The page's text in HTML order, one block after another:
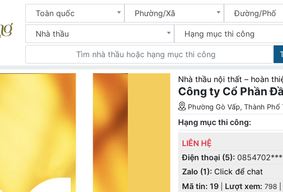
Toàn quốc Phường/Xã Đường/Phố
Nhà thầu Hạng mục thi công
Nhà thầu nội thất – hoàn
Công ty Cổ Phần
Phường Gò Vấp, Thành Phố
Hạng mục thi công:
LIÊN HỆ
Điện thoại (5): 0854702***
Zalo (1): Click để chat
Mã tin: 19
Lượt xem: 798